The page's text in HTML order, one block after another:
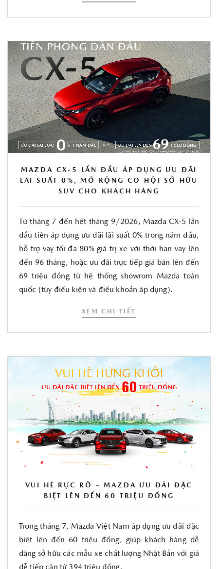
MAZDA CX-5 LẦN ĐẦU ÁP DỤNG ƯU ĐÃI
LÃI SUẤT 0%, MỞ RỘNG CƠ HỘI SỞ HỮU
SUV CHO KHÁCH HÀNG
Từ tháng 7 đến hết tháng 9/2026, Mazda CX-5 lần
đầu tiên áp dụng ưu đãi lãi suất 0% trong năm đầu,
hỗ trợ vay tối đa 80% giá trị xe với thời hạn vay lên
đến 96 tháng, hoặc ưu đãi trực tiếp giá bán lên đến
69 triệu đồng từ hệ thống showrom Mazda toàn
quốc (tùy điều kiện và điều khoản áp dụng).
XEM CHI TIẾT
VUI HÈ RỰC RỠ – MAZDA ƯU ĐÃI ĐẶC
BIỆT LÊN ĐẾN 60 TRIỆU ĐỒNG
Trong tháng 7, Mazda Việt Nam áp dụng ưu đãi đặc
biệt lên đến 60 triệu đồng, giúp khách hàng dễ
dàng sở hữu các mẫu xe chất lượng Nhật Bản với giá